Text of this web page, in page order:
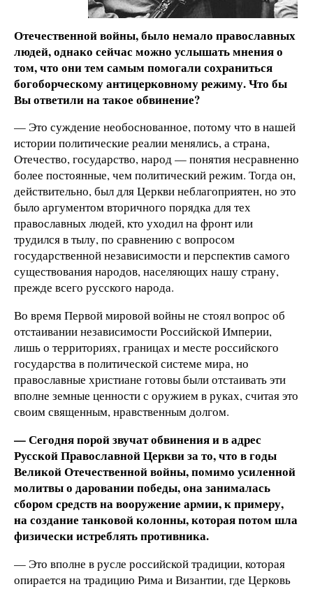
Отечественной войны, было немало православных
людей, однако сейчас можно услышать мнения о
том, что они тем самым помогали сохраниться
богоборческому антицерковному режиму. Что бы
Вы ответили на такое обвинение?
— Это суждение необоснованное, потому что в нашей
истории политические реалии менялись, а страна,
Отечество, государство, народ — понятия несравненно
более постоянные, чем политический режим. Тогда он,
действительно, был для Церкви неблагоприятен, но это
было аргументом вторичного порядка для тех
православных людей, кто уходил на фронт или
трудился в тылу, по сравнению с вопросом
государственной независимости и перспектив самого
существования народов, населяющих нашу страну,
прежде всего русского народа.
Во время Первой мировой войны не стоял вопрос об
отстаивании независимости Российской Империи,
лишь о территориях, границах и месте российского
государства в политической системе мира, но
православные христиане готовы были отстаивать эти
вполне земные ценности с оружием в руках, считая это
своим священным, нравственным долгом.
— Сегодня порой звучат обвинения и в адрес
Русской Православной Церкви за то, что в годы
Великой Отечественной войны, помимо усиленной
молитвы о даровании победы, она занималась
сбором средств на вооружение армии, к примеру,
на создание танковой колонны, которая потом шла
физически истреблять противника.
— Это вполне в русле российской традиции, которая
опирается на традицию Рима и Византии, где Церковь